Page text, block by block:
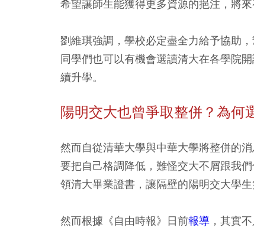
希望讓師生能獲得更多資源的挹注，將來
劉維琪強調，學校必定盡全力給予協助
同學們也可以有機會選讀清大在各學院
續升學。
陽明交大也曾爭取整併？為何
然而自從清華大學與中華大學將整併的
要把自己格調降低，難怪交大不屑跟我
領清大畢業證書，讓隔壁的陽明交大學
然而根據《自由時報》日前報導 ，其實